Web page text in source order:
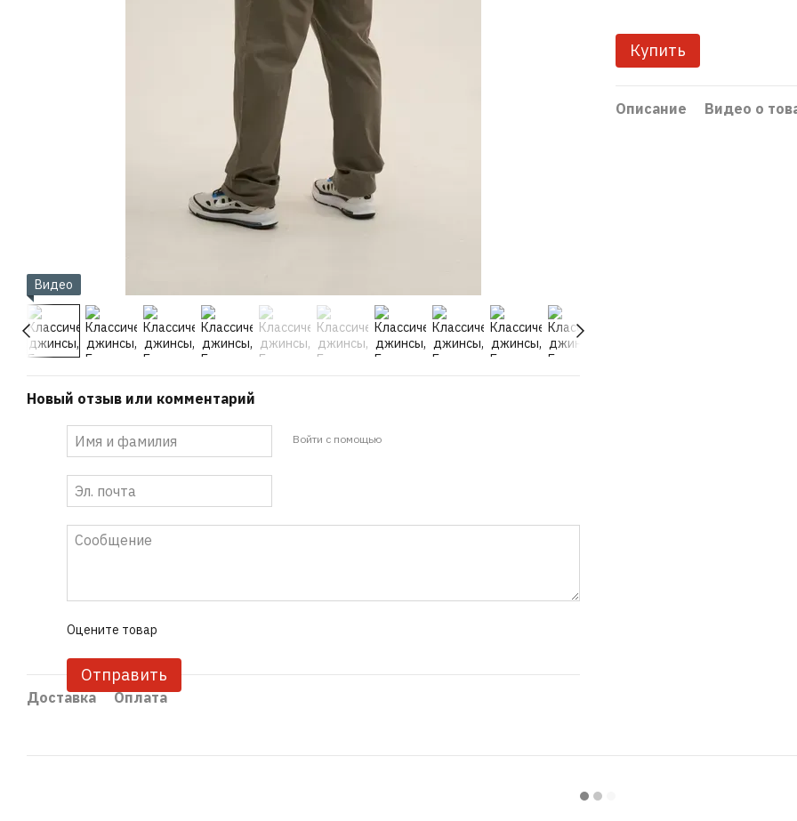
Видео
Новый отзыв или комментарий
Войти с помощью
Оцените товар
Отправить
Доставка Оплата
Купить
Описание Видео о